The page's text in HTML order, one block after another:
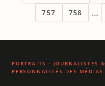
757
758 …
PORTRAITS · JOURNALISTES &
PERSONNALITÉS DES MÉDIAS